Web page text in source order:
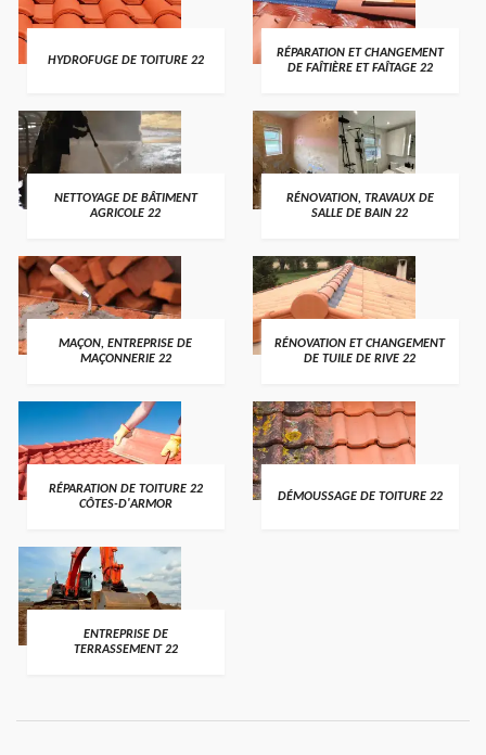
HYDROFUGE DE TOITURE 22
RÉPARATION ET CHANGEMENT
DE FAÎTIÈRE ET FAÎTAGE 22
NETTOYAGE DE BÂTIMENT
AGRICOLE 22
RÉNOVATION, TRAVAUX DE
SALLE DE BAIN 22
MAÇON, ENTREPRISE DE
MAÇONNERIE 22
RÉNOVATION ET CHANGEMENT
DE TUILE DE RIVE 22
RÉPARATION DE TOITURE 22
CÔTES-D'ARMOR
DÉMOUSSAGE DE TOITURE 22
ENTREPRISE DE
TERRASSEMENT 22